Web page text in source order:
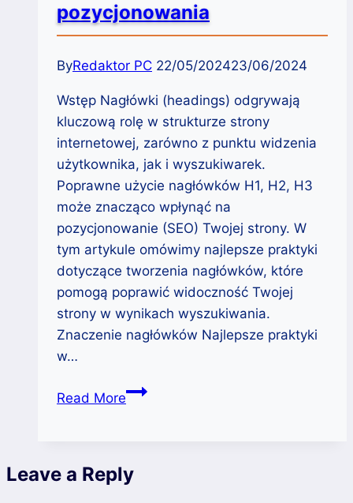
pozycjonowania
ByRedaktor PC 22/05/202423/06/2024
Wstęp Nagłówki (headings) odgrywają
kluczową rolę w strukturze strony
internetowej, zarówno z punktu widzenia
użytkownika, jak i wyszukiwarek.
Poprawne użycie nagłówków H1, H2, H3
może znacząco wpłynąć na
pozycjonowanie (SEO) Twojej strony. W
tym artykule omówimy najlepsze praktyki
dotyczące tworzenia nagłówków, które
pomogą poprawić widoczność Twojej
strony w wynikach wyszukiwania.
Znaczenie nagłówków Najlepsze praktyki
w…
Read MoreNajlepsze
nagłówków
Leave a Reply